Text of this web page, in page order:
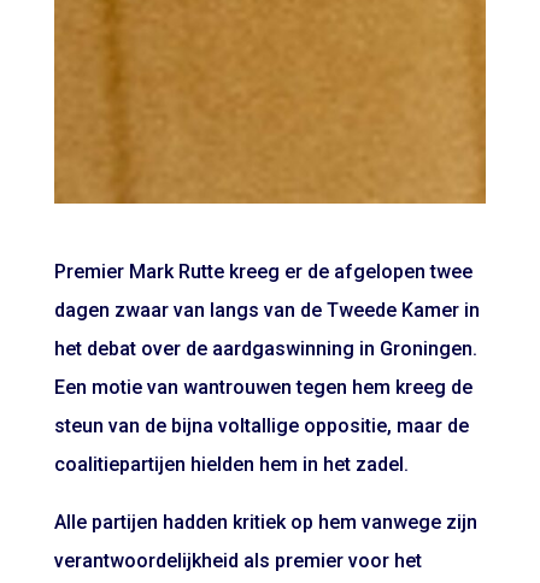
Premier Mark Rutte kreeg er de afgelopen twee
dagen zwaar van langs van de Tweede Kamer in
het debat over de aardgaswinning in Groningen.
Een motie van wantrouwen tegen hem kreeg de
steun van de bijna voltallige oppositie, maar de
coalitiepartijen hielden hem in het zadel.
Alle partijen hadden kritiek op hem vanwege zijn
verantwoordelijkheid als premier voor het